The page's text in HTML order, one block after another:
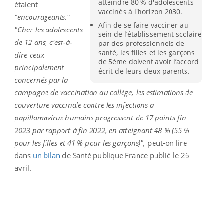
atteindre 80 % d'adolescents
vaccinés à l'horizon 2030.
Afin de se faire vacciner au
sein de l’établissement scolaire
par des professionnels de
santé, les filles et les garçons
de 5ème doivent avoir l’accord
écrit de leurs deux parents.
étaient
"encourageants."
"Chez les adolescents
de 12 ans, c'est-à-
dire ceux
principalement
concernés par la
campagne de vaccination au collège, les estimations de
couverture vaccinale contre les infections à
papillomavirus humains progressent de 17 points fin
2023 par rapport à fin 2022, en atteignant 48 % (55 %
pour les filles et 41 % pour les garçons)", peut-on lire
dans un bilan de Santé publique France publié le 26
avril.